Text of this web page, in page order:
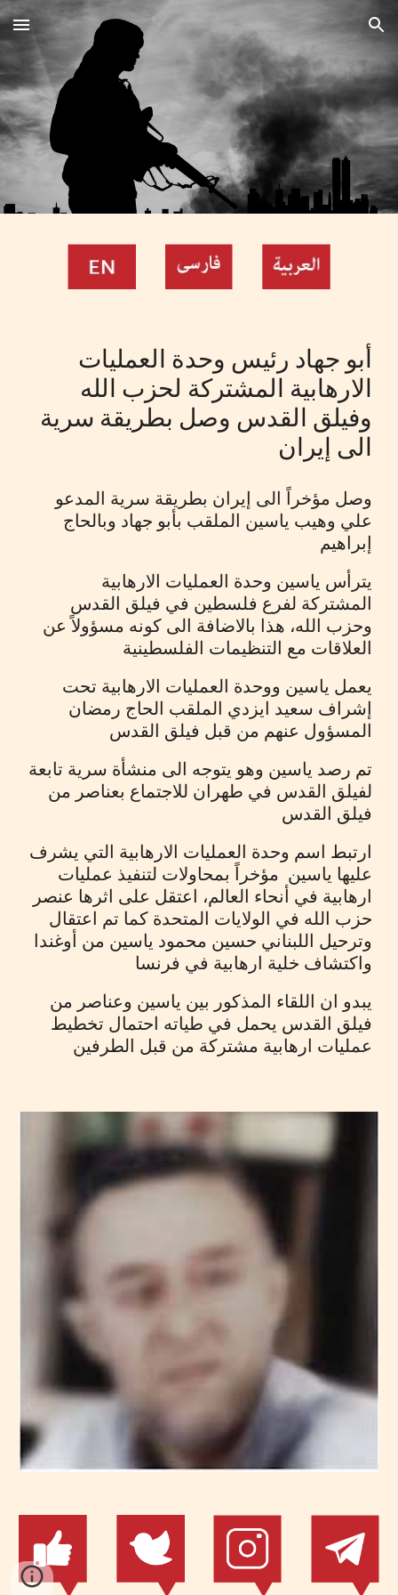
Skip to main content Skip to navigation
أبو جهاد رئيس وحدة العمليات
الارهابية المشتركة لحزب الله
وفيلق القدس وصل بطريقة سرية
الى إيران
وصل مؤخراً الى إيران بطريقة سرية المدعو
علي وهيب ياسين الملقب بأبو جهاد وبالحاج
إبراهيم
يترأس ياسين وحدة العمليات الارهابية
المشتركة لفرع فلسطين في فيلق القدس
وحزب الله، هذا بالاضافة الى كونه مسؤولاً عن
العلاقات مع التنظيمات الفلسطينية
يعمل ياسين ووحدة العمليات الارهابية تحت
إشراف سعيد ايزدي الملقب الحاج رمضان
المسؤول عنهم من قبل فيلق القدس
تم رصد ياسين وهو يتوجه الى منشأة سرية تابعة
لفيلق القدس في طهران للاجتماع بعناصر من
فيلق القدس
ارتبط اسم وحدة العمليات الارهابية التي يشرف
عليها ياسين مؤخراً بمحاولات لتنفيذ عمليات
ارهابية في أنحاء العالم، اعتقل على اثرها عنصر
حزب الله في الولايات المتحدة كما تم اعتقال
وترحيل اللبناني حسين محمود ياسين من أوغندا
واكتشاف خلية ارهابية في فرنسا
يبدو ان اللقاء المذكور بين ياسين وعناصر من
فيلق القدس يحمل في طياته احتمال تخطيط
عمليات ارهابية مشتركة من قبل الطرفين